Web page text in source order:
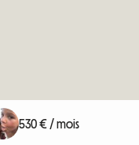
530 € / mois